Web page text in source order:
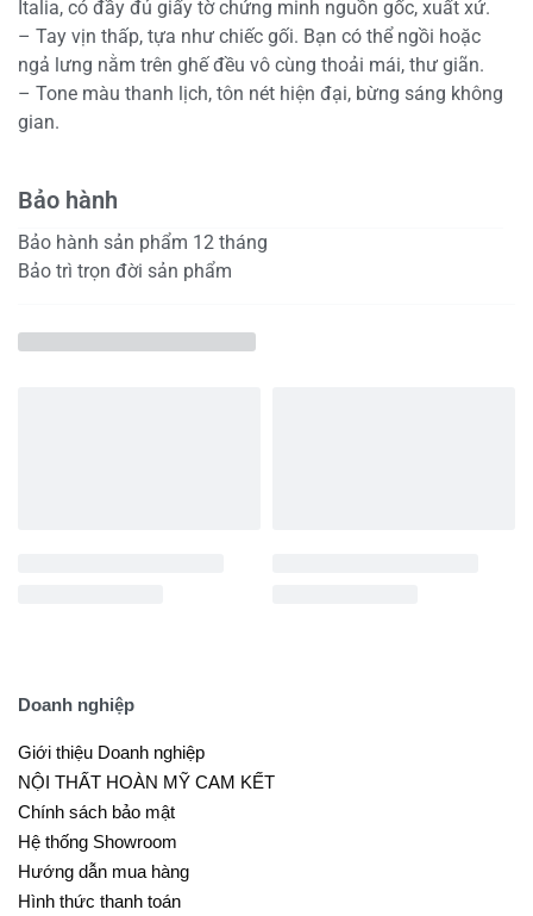
Italia, có đầy đủ giấy tờ chứng minh nguồn gốc, xuất xứ.
– Tay vịn thấp, tựa như chiếc gối. Bạn có thể ngồi hoặc
ngả lưng nằm trên ghế đều vô cùng thoải mái, thư giãn.
– Tone màu thanh lịch, tôn nét hiện đại, bừng sáng không
gian.
Bảo hành
Bảo hành sản phẩm 12 tháng
Bảo trì trọn đời sản phẩm
Doanh nghiệp
Giới thiệu Doanh nghiệp
NỘI THẤT HOÀN MỸ CAM KẾT
Chính sách bảo mật
Hệ thống Showroom
Hướng dẫn mua hàng
Hình thức thanh toán